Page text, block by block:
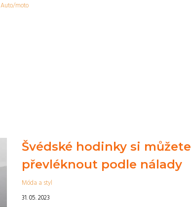
Auto/moto
Švédské hodinky si můžete
převléknout podle nálady
Móda a styl
31. 05. 2023